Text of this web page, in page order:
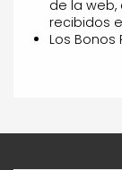
de la
recibidos
Los